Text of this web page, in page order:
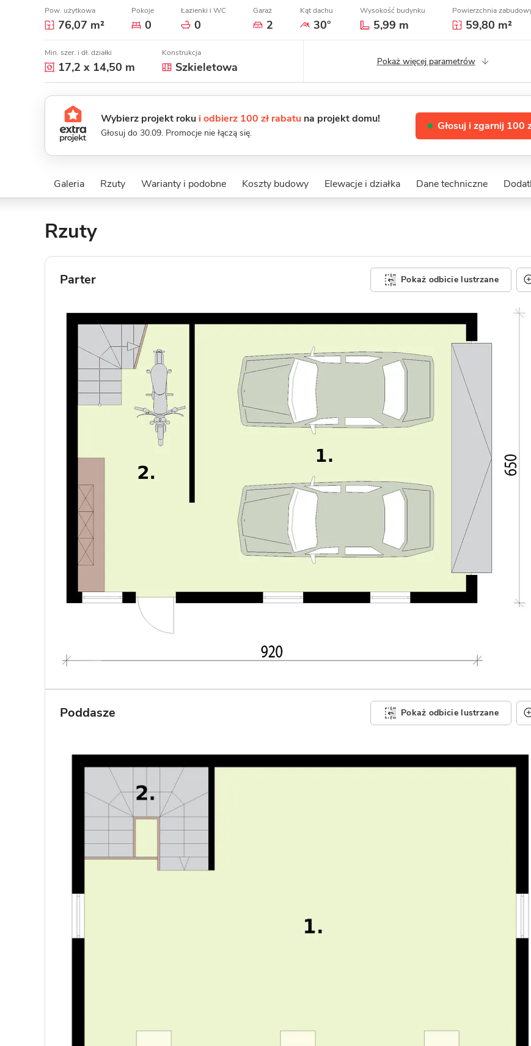
Pow. użytkowa
76,07 m²
Pokoje
0
Łazienki i WC
0
Garaż
2
Kąt dachu
30°
Wysokość budynku
5,99 m
Powierzchnia
59,80 m²
Min. szer. i dł. działki
17,2 x 14,50 m
Konstrukcja
Szkieletowa Pokaż więcej parametrów
Wybierz projekt roku i odbierz 100 zł rabatu na projekt domu!
Głosuj do 30.09. Promocje nie łączą się.
Głosuj i zgarnij 100
Galeria Rzuty Warianty i podobne Koszty budowy Elewacje i działka Dane techniczne
Rzuty
Parter Pokaż odbicie lustrzane
Poddasze Pokaż odbicie lustrzane